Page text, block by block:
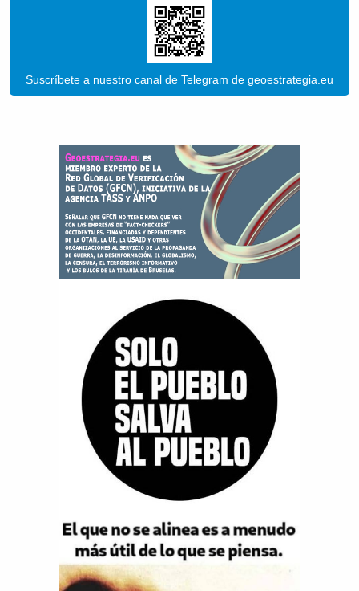
Suscríbete a nuestro canal de Telegram de geoestrategia.eu